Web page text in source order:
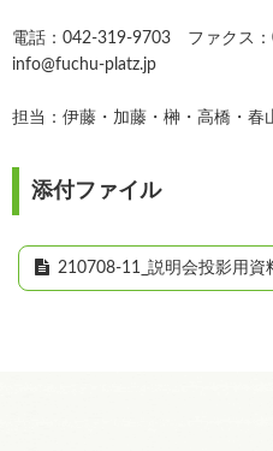
電話：042-319-9703 ファクス
info@fuchu-platz.jp
担当：伊藤・加藤・榊・高橋・春
添付ファイル
210708-11_説明会投影用資